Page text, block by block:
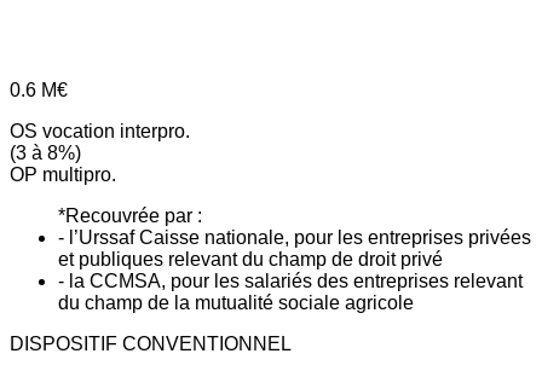
0.6 M€
OS vocation interpro.
(3 à 8%)
OP multipro.
*Recouvrée par :
- l’Urssaf Caisse nationale, pour les entreprises privées
et publiques relevant du champ de droit privé
- la CCMSA, pour les salariés des entreprises relevant
du champ de la mutualité sociale agricole
DISPOSITIF CONVENTIONNEL